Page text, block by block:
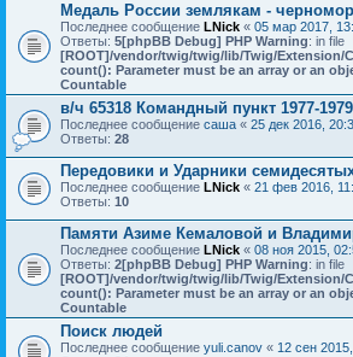
Медаль России землякам -
Последнее сообщение LNick « 05 мар 2017,
Ответы: 5[phpBB Debug] PHP Warning: in file
[ROOT]/vendor/twig/twig/lib/Twig/Extension/
count(): Parameter must be an array or an
Countable
в/ч 65318 Командный пункт 1977-
Последнее сообщение саша « 25 дек 2016,
Ответы: 28
Передовики и Ударники
Последнее сообщение LNick « 21 фев 2016,
Ответы: 10
Памяти Азиме Кемаловой и
Последнее сообщение LNick « 08 ноя 2015,
Ответы: 2[phpBB Debug] PHP Warning: in file
[ROOT]/vendor/twig/twig/lib/Twig/Extension/
count(): Parameter must be an array or an
Countable
Поиск людей
Последнее сообщение yuli.canov « 12 сен